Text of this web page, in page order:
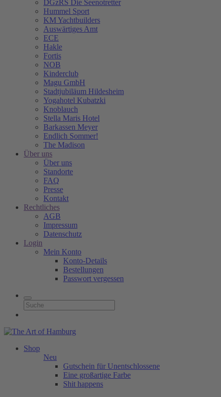
DGzRS Die Seenotretter
Hummel Sport
KM Yachtbuilders
Auswärtiges Amt
ECE
Hakle
Fortis
NOB
Kinderclub
Magu GmbH
Stadtjubiläum Hildesheim
Yogahotel Kubatzki
Knoblauch
Stella Maris Hotel
Barkassen Meyer
Endlich Sommer!
The Madison
Über uns
Über uns
Standorte
FAQ
Presse
Kontakt
Rechtliches
AGB
Impressum
Datenschutz
Login
Mein Konto
Konto-Details
Bestellungen
Passwort vergessen
Shop
Neu
Gutschein für Unentschlossene
Eine großartige Farbe
Shit happens